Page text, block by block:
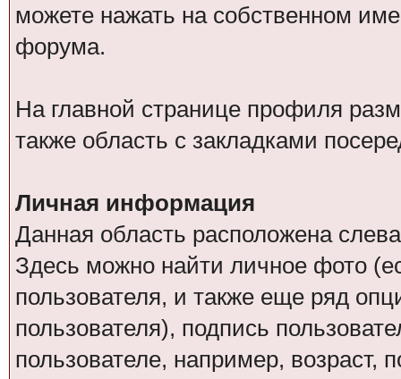
можете нажать на собственном
форума.
На главной странице профиля
также область с закладками
Личная информация
Данная область расположена
Здесь можно найти личное фото
пользователя, и также еще ряд
пользователя), подпись
пользователе, например, возраст,